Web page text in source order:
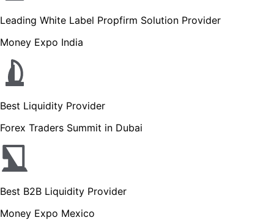
Leading White Label Propfirm Solution Provider
Money Expo India
Best Liquidity Provider
Forex Traders Summit in Dubai
Best B2B Liquidity Provider
Money Expo Mexico